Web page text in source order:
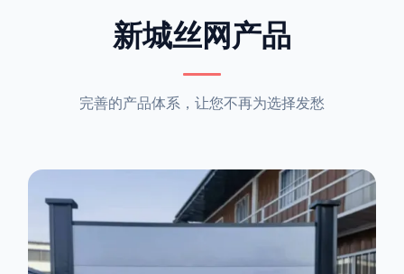
新城丝网产品
完善的产品体系，让您不再为选择发愁